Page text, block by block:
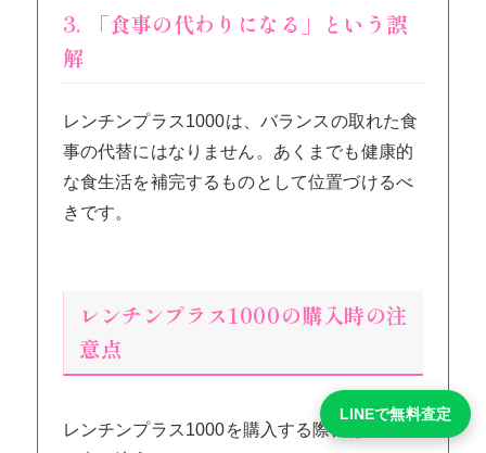
3. 「食事の代わりになる」という誤
解
レンチンプラス1000は、バランスの取れた食
事の代替にはなりません。あくまでも健康的
な食生活を補完するものとして位置づけるべ
きです。
レンチンプラス1000の購入時の注
意点
レンチンプラス1000を購入する際には、以下
LINEで無料査定